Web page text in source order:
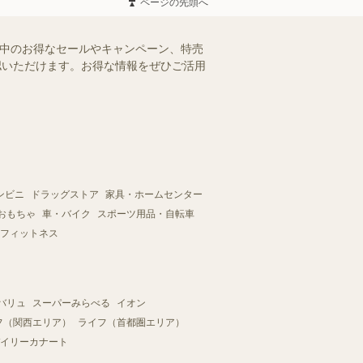
ページの先頭へ
のお得なセールやキャンペーン、特売
ただけます。お得な情報をぜひご活用
ビニ ドラッグストア
家具・ホームセンター
もちゃ
車・バイク
スポーツ用品・自転車
ィットネス
リュ スーパーみらべる
イオン
関西エリア）
ライフ（首都圏エリア）
リーカナート